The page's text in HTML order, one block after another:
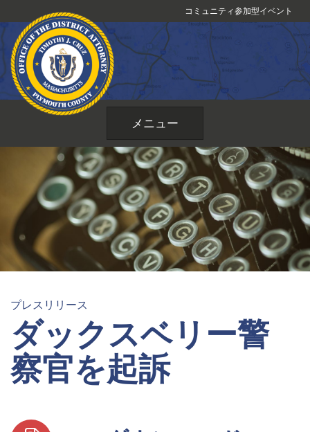
ン
テ
ツ
コミュニティ参加型イベント
メニュー
プレスリリース
ダックスベリー警
察官を起訴